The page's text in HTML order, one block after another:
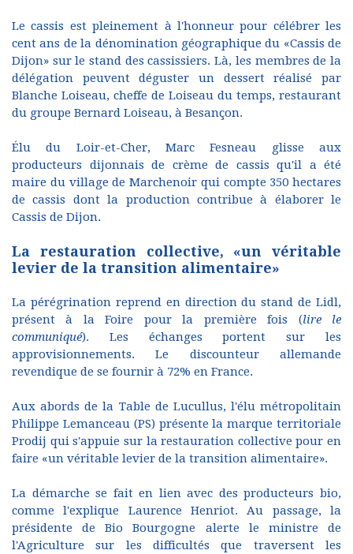
Le cassis est pleinement à l'honneur pour célébrer les
cent ans de la dénomination géographique du «Cassis de
Dijon» sur le stand des cassissiers. Là, les membres de la
délégation peuvent déguster un dessert réalisé par
Blanche Loiseau, cheffe de Loiseau du temps, restaurant
du groupe Bernard Loiseau, à Besançon.
Élu du Loir-et-Cher, Marc Fesneau glisse aux
producteurs dijonnais de crème de cassis qu'il a été
maire du village de Marchenoir qui compte 350 hectares
de cassis dont la production contribue à élaborer le
Cassis de Dijon.
La restauration collective, «un véritable
levier de la transition alimentaire»
La pérégrination reprend en direction du stand de Lidl,
présent à la Foire pour la première fois (lire le
communiqué). Les échanges portent sur les
approvisionnements. Le discounteur allemande
revendique de se fournir à 72% en France.
Aux abords de la Table de Lucullus, l'élu métropolitain
Philippe Lemanceau (PS) présente la marque territoriale
Prodij qui s'appuie sur la restauration collective pour en
faire «un véritable levier de la transition alimentaire».
La démarche se fait en lien avec des producteurs bio,
comme l'explique Laurence Henriot. Au passage, la
présidente de Bio Bourgogne alerte le ministre de
l'Agriculture sur les difficultés que traversent les